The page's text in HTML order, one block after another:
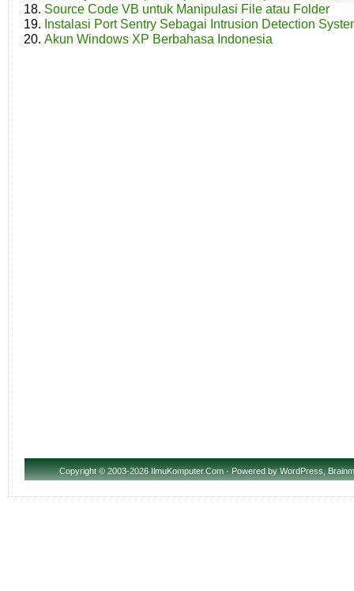
Source Code VB untuk Manipulasi File atau Folder
Instalasi Port Sentry Sebagai Intrusion Detection
Akun Windows XP Berbahasa Indonesia
Copyright© 2003-2026 IlmuKomputer.Com · Powered byWordPress,